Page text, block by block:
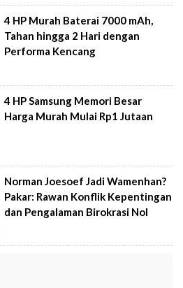
4 HP Murah Baterai 7000 mAh,
Tahan hingga 2 Hari dengan
Performa Kencang
4 HP Samsung Memori Besar
Harga Murah Mulai Rp1 Jutaan
Norman Joesoef Jadi Wamenhan?
Pakar: Rawan Konflik Kepentingan
dan Pengalaman Birokrasi Nol